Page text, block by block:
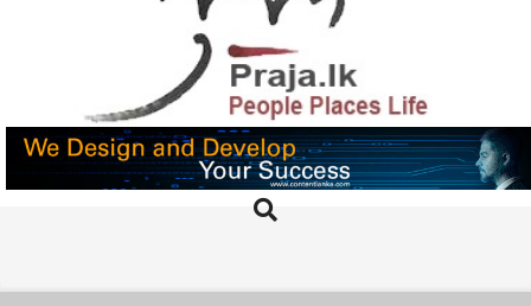
PRAJA.LK
Search